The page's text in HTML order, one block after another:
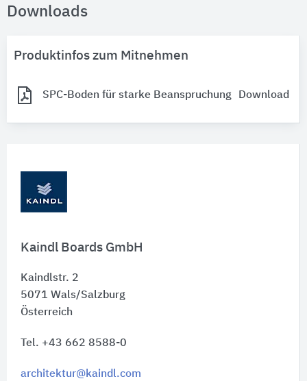
Kaindl Boards GmbH
Kaindlstr. 2
5071 Wals/Salzburg
Österreich
Tel. +43 662 8588-0
architektur@kaindl.com
Downloads
Produktinfos zum Mitnehmen
SPC-Boden für starke Beanspruchung Download